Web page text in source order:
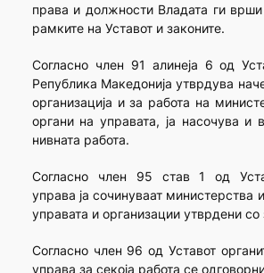
права и должности Владата ги
рамките на Уставот и законите.
Согласно член 91 алинеја 6 од
Република Македонија утврдува
организација и за работа на
органи на управата, ја насочува и
нивната работа.
Согласно член 95 став 1 од
управа ја сочинуваат министерства
управата и организации утврдени со
Согласно член 96 од Уставот
управа за секоја работа се